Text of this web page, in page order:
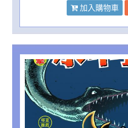
加入購物車